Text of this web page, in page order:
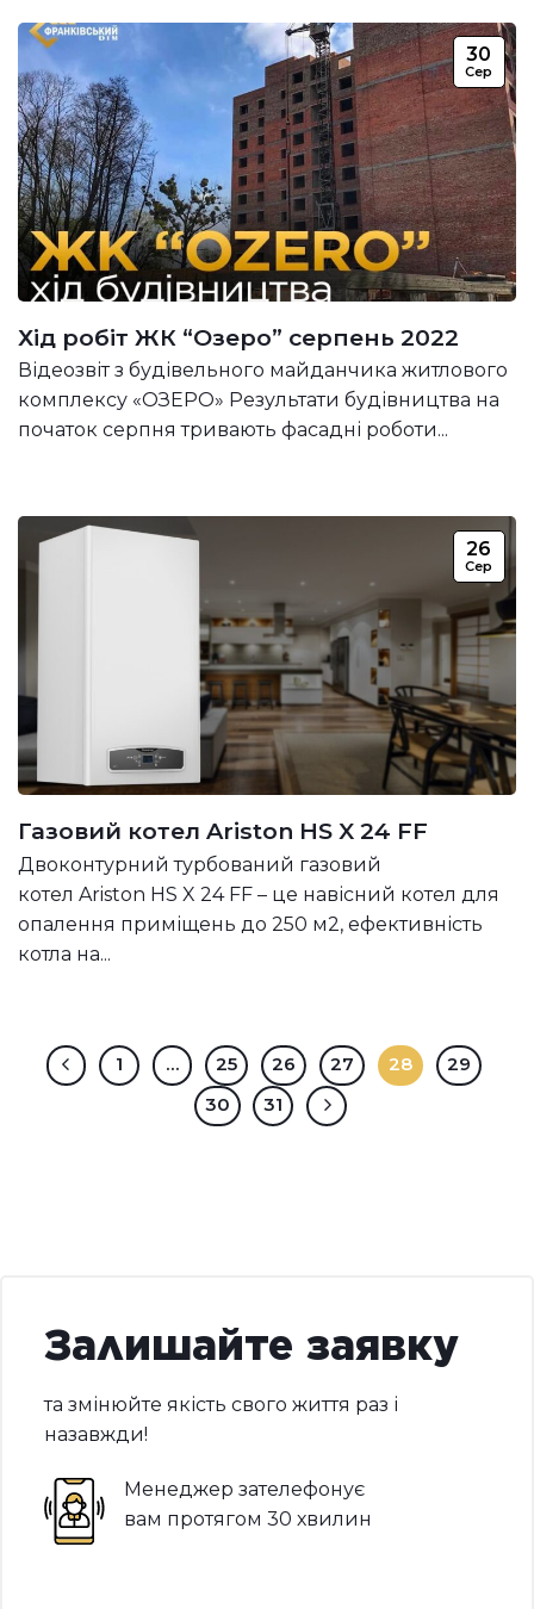
Хід робіт ЖК “Озеро” серпень 2022
Відеозвіт з будівельного майданчика житлового
комплексу «ОЗЕРО» Результати будівництва на
початок серпня тривають фасадні роботи...
30
Сер
Газовий котел Ariston HS X 24 FF
Двоконтурний турбований газовий
котел Ariston HS X 24 FF – це навісний котел для
опалення приміщень до 250 м2, ефективність
котла на...
26
Сер
1 … 25 26 27 28
29
30
31
Залишайте заявку
та змінюйте якість свого життя раз і
назавжди!
Менеджер зателефонує
вам протягом 30 хвилин